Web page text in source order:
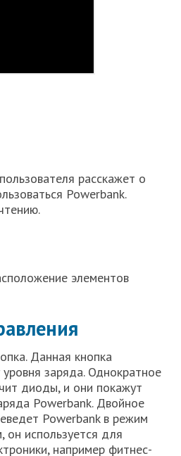
расскажет о
Powerbank.
элементов
Данная кнопка
заряда. Однократное
диоды, и они покажут
Powerbank. Двойное
Powerbank в режим
используется для
например фитнес-